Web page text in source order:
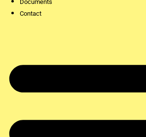
Documents
Contact